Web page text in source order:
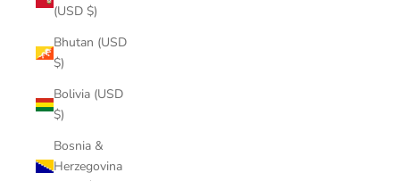
(USD $)
Bhutan (USD
$)
Bolivia (USD
$)
Bosnia &
Herzegovina